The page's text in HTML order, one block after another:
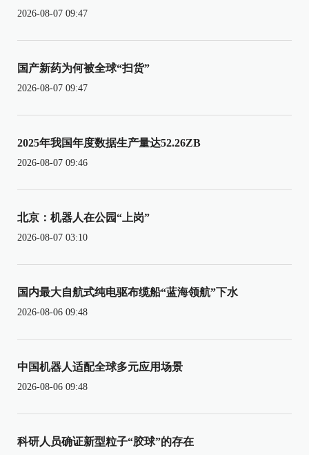
2026-08-07 09:47
国产新药为何被全球“扫货”
2026-08-07 09:47
2025年我国年度数据生产量达52.26ZB
2026-08-07 09:46
北京：机器人在公园“上岗”
2026-08-07 03:10
国内最大自航式纯电驱布缆船“蓝海领航”下水
2026-08-06 09:48
中国机器人适配全球多元应用场景
2026-08-06 09:48
科研人员确证新型粒子“胶球”的存在